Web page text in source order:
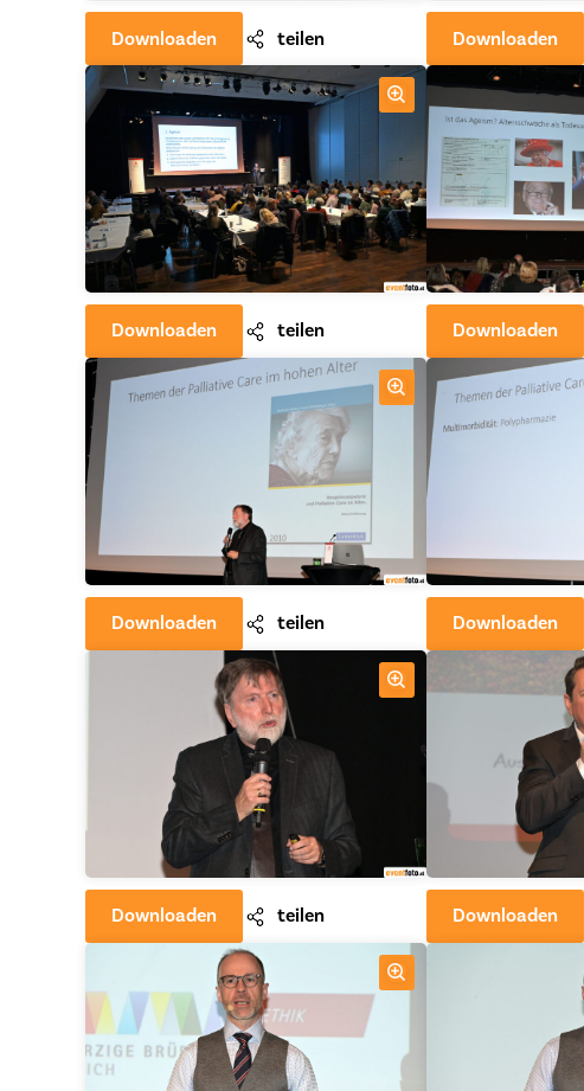
Downloaden teilen Downloaden
Downloaden teilen Downloaden
Downloaden teilen Downloaden
Downloaden teilen Downloaden